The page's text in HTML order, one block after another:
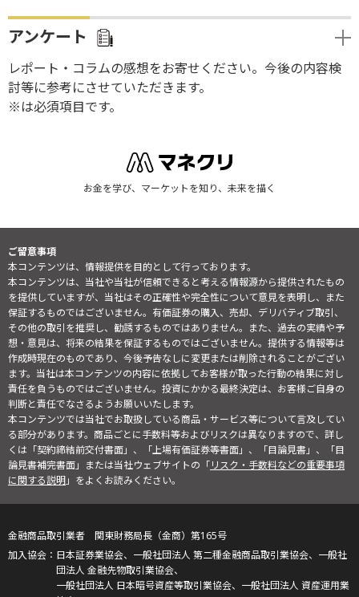
アンケート
レポート・コラムの感想をお寄せください。今後の内容検
討等に参考にさせていただきます。
※は必須項目です。
お金を学び、マーケットを知り、未来を描く
ご留意事項
本コンテンツは、情報提供を目的として行っております。
本コンテンツは、当社や当社が信頼できると考える情報源から提供されたもの
を提供していますが、当社はその正確性や完全性について意見を表明し、また
保証するものではございません。有価証券の購入、売却、デリバティブ取引、
その他の取引を推奨し、勧誘するものではありません。また、過去の実績や予
想・意見は、将来の結果を保証するものではございません。提供する情報等は
作成時現在のものであり、今後予告なしに変更または削除されることがござい
ます。当社は本コンテンツの内容に依拠してお客様が取った行動の結果に対し
責任を負うものではございません。投資にかかる最終決定は、お客様ご自身の
判断と責任でなさるようお願いいたします。
本コンテンツでは当社でお取扱している商品・サービス等について言及してい
る部分があります。商品ごとに手数料等およびリスクは異なりますので、詳し
くは「契約締結前交付書面」、「上場有価証券等書面」、「目論見書」、「目
論見書補完書面」または当社ウェブサイトの「リスク・手数料などの重要事項
に関する説明」をよくお読みください。
金融商品取引業者 関東財務局長（金商）第165号
日本証券業協会、一般社団法人 第二種金融商品取引業協会、一般社
団法人 金融先物取引業協会、
一般社団法人 日本暗号資産等取引業協会、一般社団法人 資産運用業